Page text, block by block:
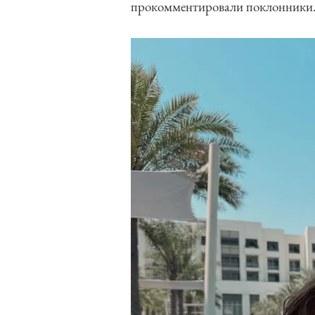
прокомментировали поклонники.